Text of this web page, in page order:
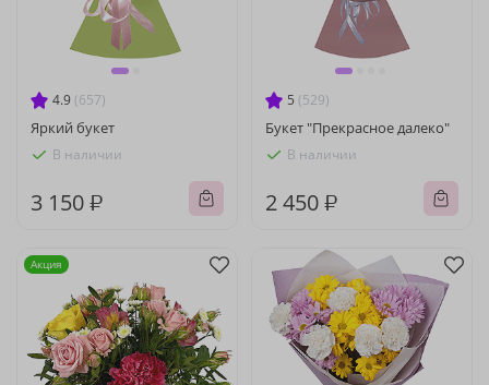
4.9 (657)
Яркий букет
В наличии
3 150 ₽
5 (529)
Букет "Прекрасное далеко"
В наличии
2 450 ₽
Акция